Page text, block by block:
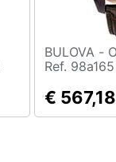
BULOVA - Orologio Uomo
Ref. 98a165
€ 567,18